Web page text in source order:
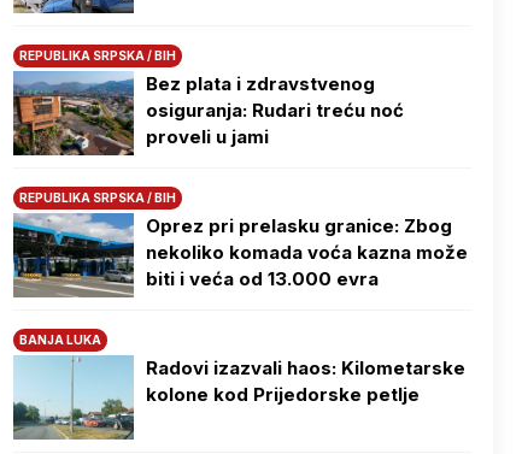
REPUBLIKA SRPSKA / BIH
Bez plata i zdravstvenog
osiguranja: Rudari treću noć
proveli u jami
REPUBLIKA SRPSKA / BIH
Oprez pri prelasku granice: Zbog
nekoliko komada voća kazna može
biti i veća od 13.000 evra
BANJA LUKA
Radovi izazvali haos: Kilometarske
kolone kod Prijedorske petlje